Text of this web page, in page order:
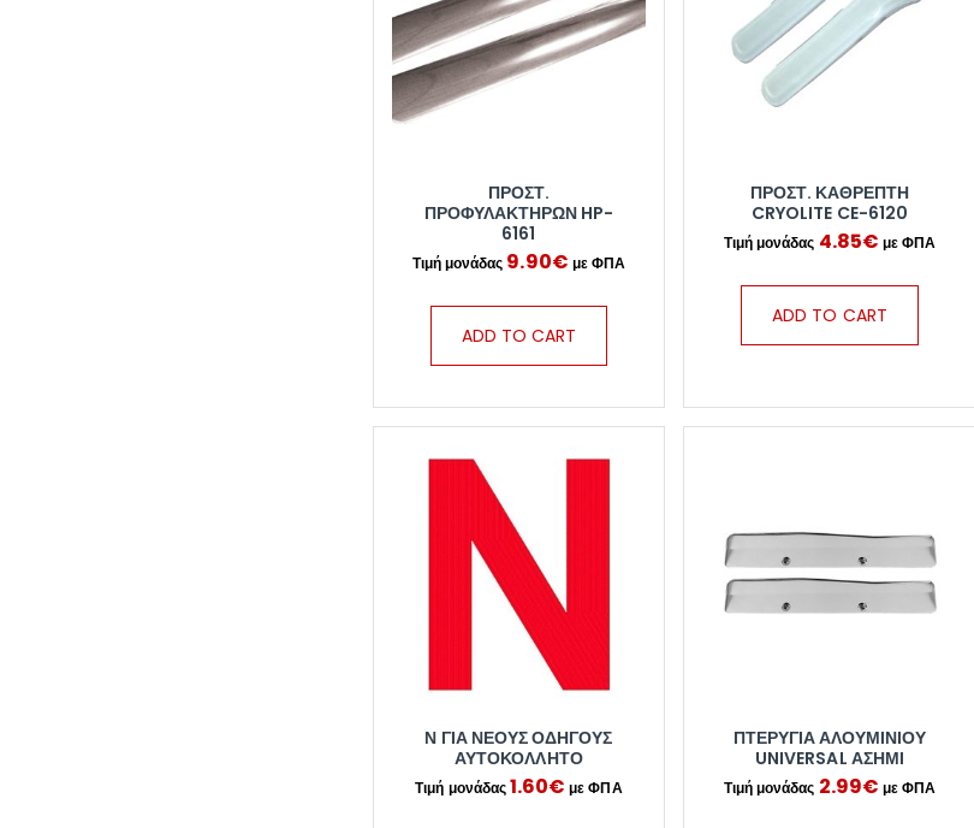
ΠΡΟΣΤ.
ΠΡΟΦΥΛΑΚΤΗΡΩΝ HP-
6161
9.90€
ADD TO CART
ΠΡΟΣΤ. ΚΑΘΡΕΠΤΗ
CRYOLITE CE-6120
4.85€
ADD TO CART
Ν ΓΙΑ ΝΕΟΥΣ ΟΔΗΓΟΥΣ
ΑΥΤΟΚΟΛΛΗΤΟ
1.60€
ΠΤΕΡΎΓΙΑ ΑΛΟΥΜΙΝΊΟΥ
UNIVERSAL ΑΣΗΜΊ
2.99€